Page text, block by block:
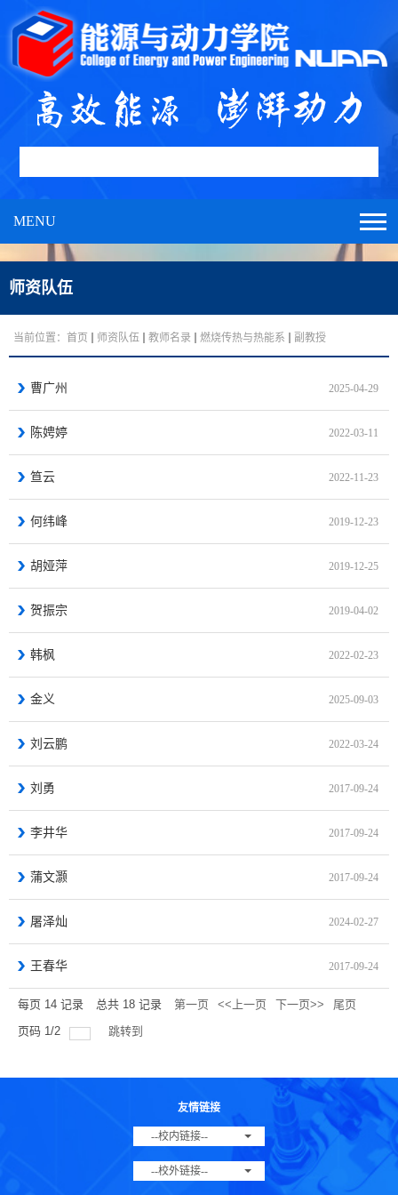
MENU
师资队伍
当前位置： 首页 师资队伍 教师名录 燃烧传热与热能系 副教授
曹广州 2025-04-29
陈娉婷 2022-03-11
笪云 2022-11-23
何纬峰 2019-12-23
胡娅萍 2019-12-25
贺振宗 2019-04-02
韩枫 2022-02-23
金义 2025-09-03
刘云鹏 2022-03-24
刘勇 2017-09-24
李井华 2017-09-24
蒲文灏 2017-09-24
屠泽灿 2024-02-27
王春华 2017-09-24
每页 14 记录 总共 18 记录 第一页 <<上一页 下一页>>
尾页
页码 1/2 跳转到
友情链接
--校内链接--
--校外链接--